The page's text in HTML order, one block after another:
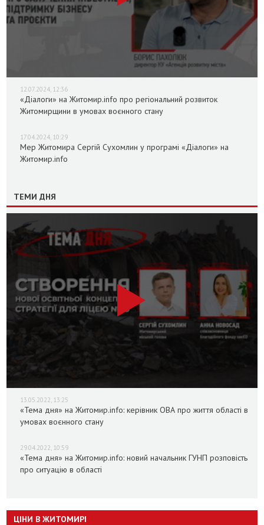
12.07.2024, 12:36
«Діалоги» на Житомир.info про регіональний розвиток
Житомирщини в умовах воєнного стану
17.04.2024, 10:29
Мер Житомира Сергій Сухомлин у програмі «Діалоги» на
Житомир.info
ТЕМИ ДНЯ
13.05.2022, 13:25
«Тема дня» на Житомир.info: керівник ОВА про життя області в
умовах воєнного стану
29.04.2022, 10:59
«Тема дня» на Житомир.info: новий начальник ГУНП розповість
про ситуацію в області
ЦІНИ В ЖИТОМИРІ